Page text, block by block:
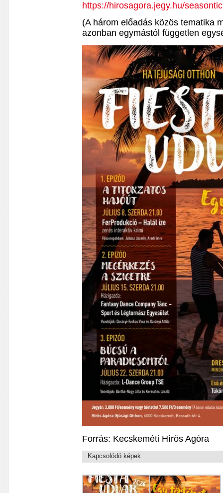
https://hirosagora.jegy.hu/
(A három előadás közös tematika
azonban egymástól független
Forrás: Kecskeméti Hírös Agóra
Kapcsolódó képek